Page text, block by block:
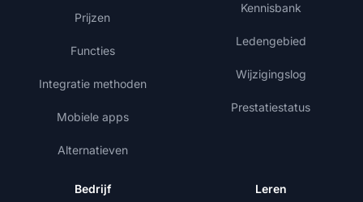
Prijzen
Functies
Integratie methoden
Mobiele apps
Alternatieven
Kennisbank
Ledengebied
Wijzigingslog
Prestatiestatus
Bedrijf Leren